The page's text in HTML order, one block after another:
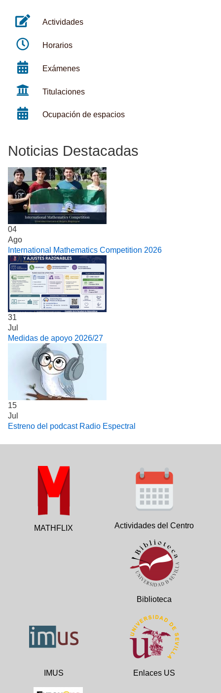
Actividades
Horarios
Exámenes
Titulaciones
Ocupación de espacios
Noticias Destacadas
04
Ago
International Mathematics Competition 2026
31
Jul
Medidas de apoyo 2026/27
15
Jul
Estreno del podcast Radio Espectral
MATHFLIX Actividades del Centro
Biblioteca
IMUS Enlaces US